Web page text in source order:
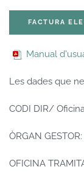
FACTURA
Manual
Les dades que
CODI DIR/
ÒRGAN
OFICINA